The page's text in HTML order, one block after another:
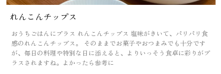
れんこんチップス
おうちごはんにプラス れんこんチップス 塩味がきいて、パリパリ食
感のれんこんチップス。 そのままでお菓子やおつまみでも十分です
が、毎日の料理や特別な日に添えると、よりいっそう食卓に彩りがプ
ラスされますね。よかったら参考に